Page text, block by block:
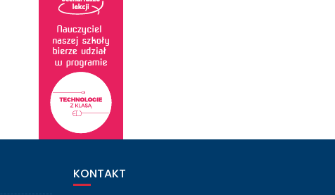
KONTAKT